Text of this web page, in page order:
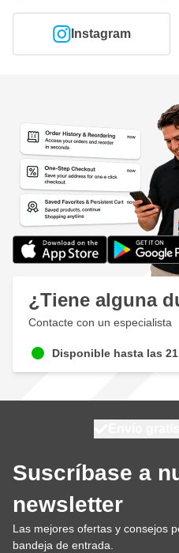
Instagram
¿Tiene alguna
Contacte con un especialista
Disponible hasta las
Suscríbase a
newsletter
Las mejores ofertas y consejos
bandeja de entrada.